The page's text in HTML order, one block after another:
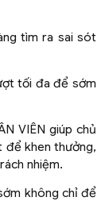
tìm ra sai sót
tối đa để sớm
VIÊN giúp chủ
để khen thưởng,
nhiệm.
không chỉ để